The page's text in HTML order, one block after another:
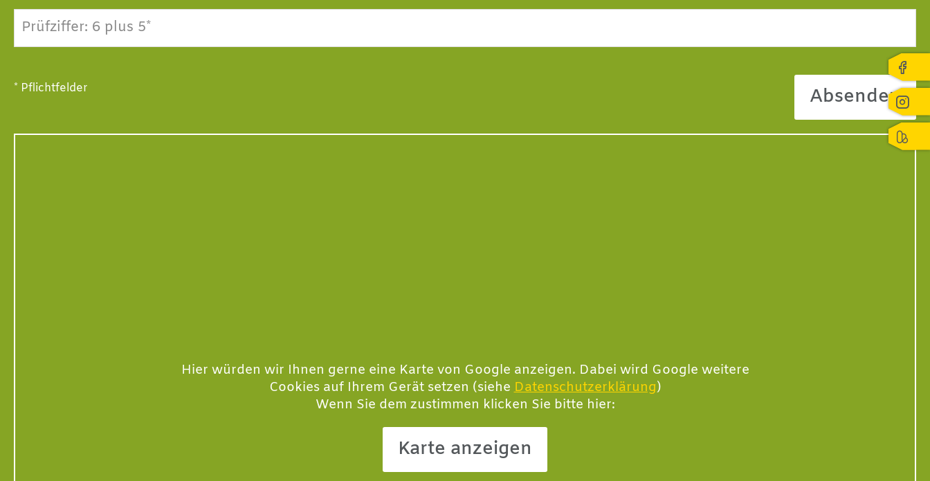
Prüfziffer: 6 plus 5*
* Pflichtfelder Absenden
Hier würden wir Ihnen gerne eine Karte von Google anzeigen. Dabei wird Google weitere
Cookies auf Ihrem Gerät setzen (sieheDatenschutzerklärung)
Wenn Sie dem zustimmen klicken Sie bitte hier:
Karte anzeigen